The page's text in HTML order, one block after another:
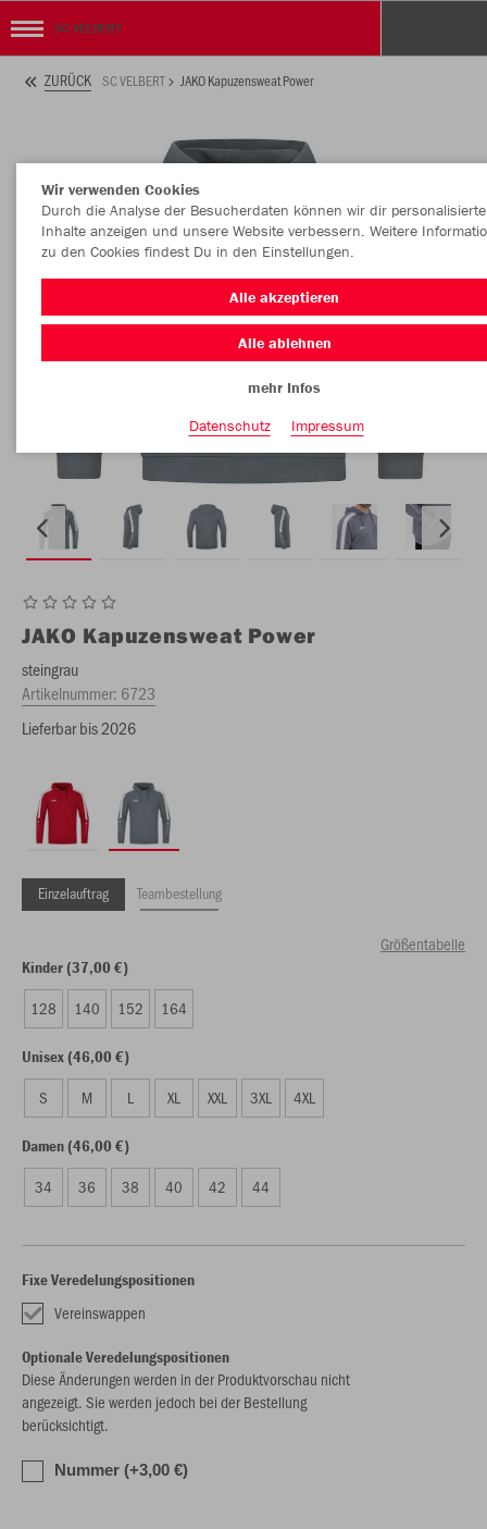
SC VELBERT
ZURÜCK SC VELBERT JAKO Kapuzensweat Power
JAKO Kapuzensweat Power
steingrau
Artikelnummer: 6723
Lieferbar bis 2026
Einzelauftrag Teambestellung
Größentabelle
Kinder (37,00 €)
128 140 152 164
Unisex (46,00 €)
S M L XL XXL 3XL 4XL
Damen (46,00 €)
34 36 38 40 42 44
Fixe Veredelungspositionen
Vereinswappen
Optionale Veredelungspositionen
Diese Änderungen werden in der Produktvorschau nicht
angezeigt. Sie werden jedoch bei der Bestellung
berücksichtigt.
Nummer (+3,00 €)
Wir verwenden Cookies
Durch die Analyse der Besucherdaten können wir dir personalisierte
Inhalte anzeigen und unsere Website verbessern. Weitere
zu den Cookies findest Du in den Einstellungen.
Alle akzeptieren
Alle ablehnen
mehr Infos
Datenschutz
Impressum